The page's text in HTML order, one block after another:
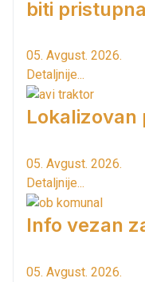
biti
05. Avgust. 2026.
Detaljnije...
Lokalizovan
05. Avgust. 2026.
Detaljnije...
Info vezan
05. Avgust. 2026.